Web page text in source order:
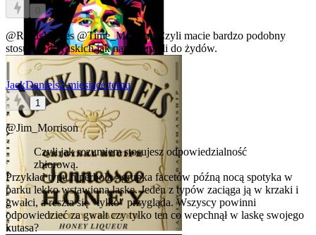
0
@RufusVulpes @Time_Machine Czyli macie bardzo podobny
stosunek do ruskich jak naziści mieli do żydów.
JackDaniels2 miesiące temu
1
@Jim_Morrison
Czyli jak rozumiem stosujesz odpowiedzialność
zbiorową.
Przykład typu hiperbola - grupka facetów późną nocą spotyka w
parku lekko wstawioną laskę. Jeden z typów zaciąga ją w krzaki i
gwałci, a reszta się "tylko" przygląda. Wszyscy powinni
odpowiedzieć za gwałt czy tylko ten co wepchnął w laskę swojego
kutasa?